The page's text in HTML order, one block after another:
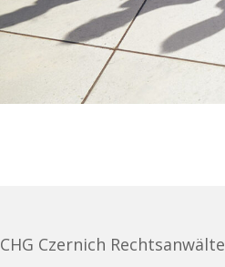
CHG Czernich Rechtsanwälte